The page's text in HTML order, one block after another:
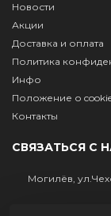
Новости
Акции
Доставка и оплата
Политика
Инфо
Положение о
Контакты
СВЯЗАТЬСЯ С
Могилёв,